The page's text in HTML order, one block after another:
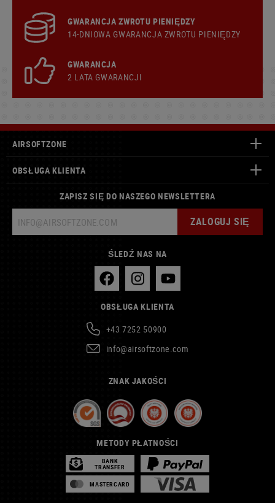
GWARANCJA ZWROTU PIENIĘDZY
14-DNIOWA GWARANCJA ZWROTU PIENIĘDZY
GWARANCJA
2 LATA GWARANCJI
AIRSOFTZONE
OBSŁUGA KLIENTA
ZAPISZ SIĘ DO NASZEGO NEWSLETTERA
ZALOGUJ SIĘ
ŚLEDŹ NAS NA
OBSŁUGA KLIENTA
+43 7252 50900
info@airsoftzone.com
ZNAK JAKOŚCI
METODY PŁATNOŚCI
BANK
TRANSFER
MASTERCARD